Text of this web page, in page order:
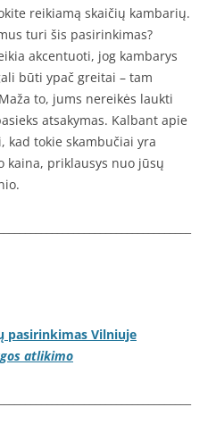
reikiamą skaičių kambarių.
turi šis pasirinkimas?
akcentuoti, jog kambarys
būti ypač greitai – tam
to, jums nereikės laukti
atsakymas. Kalbant apie
kad tokie skambučiai yra
kaina, priklausys nuo jūsų
pasirinkimas Vilniuje
atlikimo